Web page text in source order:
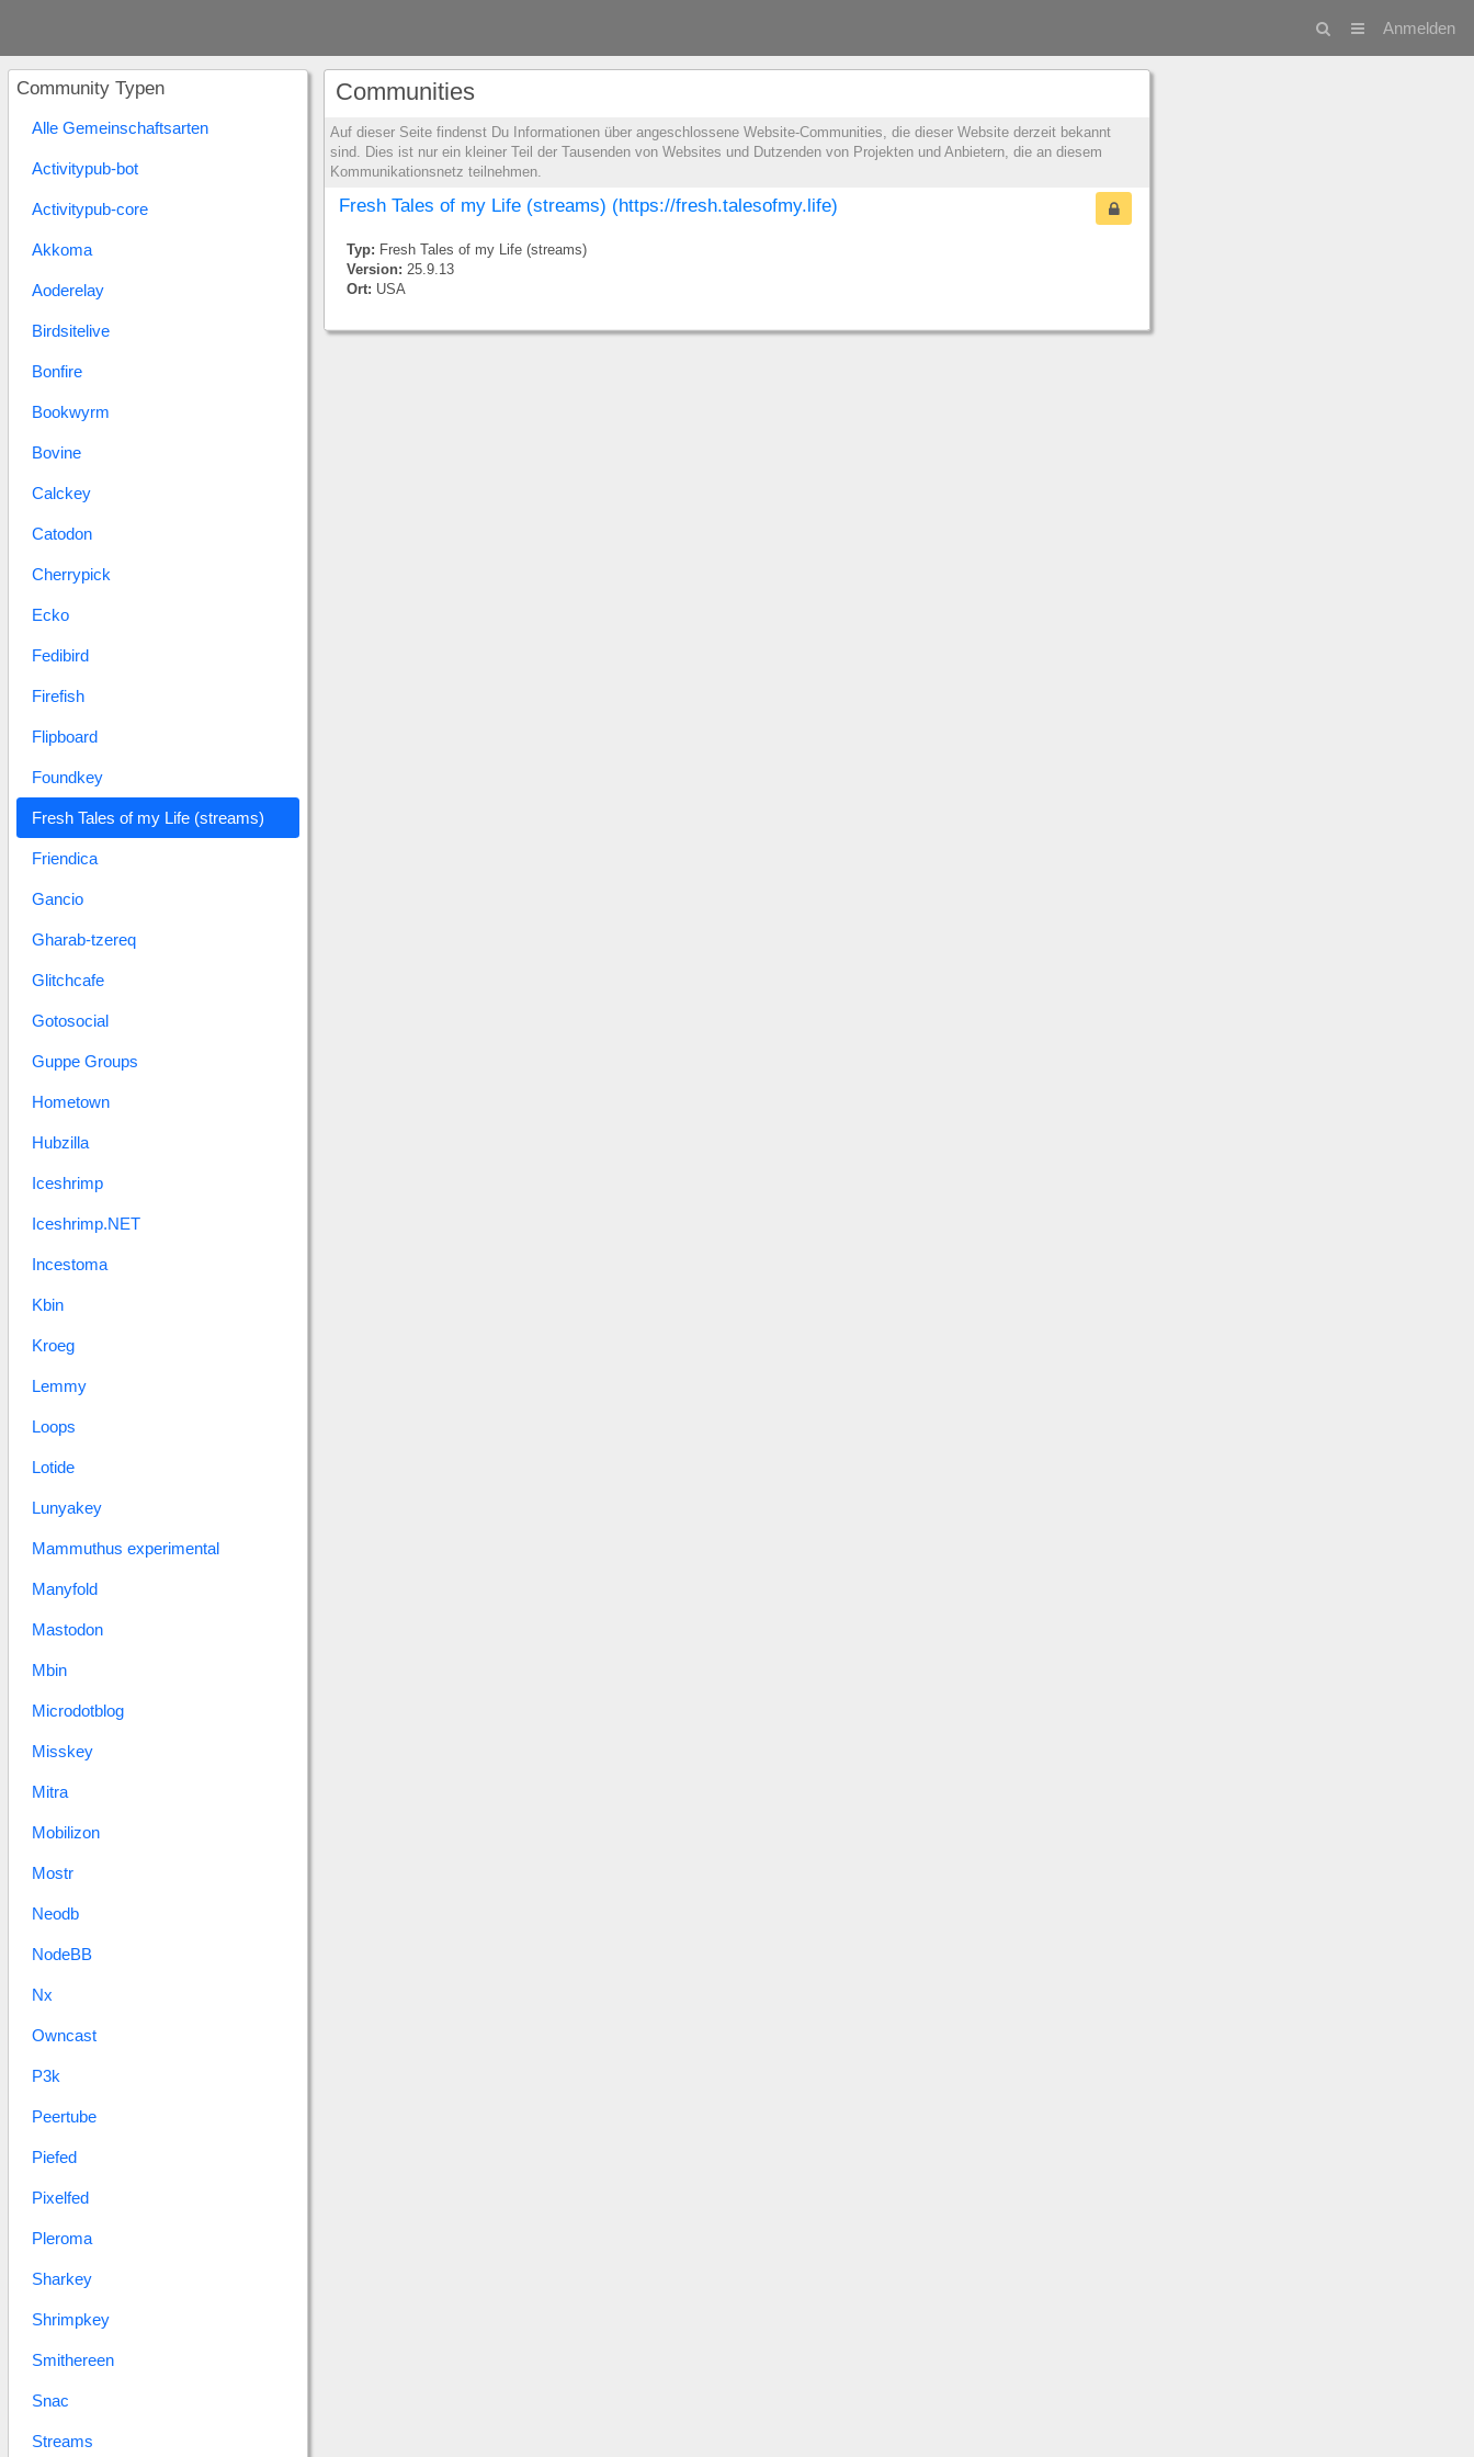
Anmelden
Community Typen
Alle Gemeinschaftsarten
Activitypub-bot
Activitypub-core
Akkoma
Aoderelay
Birdsitelive
Bonfire
Bookwyrm
Bovine
Calckey
Catodon
Cherrypick
Ecko
Fedibird
Firefish
Flipboard
Foundkey
Fresh Tales of my Life (streams)
Friendica
Gancio
Gharab-tzereq
Glitchcafe
Gotosocial
Guppe Groups
Hometown
Hubzilla
Iceshrimp
Iceshrimp.NET
Incestoma
Kbin
Kroeg
Lemmy
Loops
Lotide
Lunyakey
Mammuthus experimental
Manyfold
Mastodon
Mbin
Microdotblog
Misskey
Mitra
Mobilizon
Mostr
Neodb
NodeBB
Nx
Owncast
P3k
Peertube
Piefed
Pixelfed
Pleroma
Sharkey
Shrimpkey
Smithereen
Snac
Streams
Communities
Auf dieser Seite findenst Du Informationen über angeschlossene Website-Communities, die dieser Website derzeit bekannt
sind. Dies ist nur ein kleiner Teil der Tausenden von Websites und Dutzenden von Projekten und Anbietern, die an diesem
Kommunikationsnetz teilnehmen.
Fresh Tales of my Life (streams) (https://fresh.talesofmy.life)
Typ: Fresh Tales of my Life (streams)
Version: 25.9.13
Ort: USA